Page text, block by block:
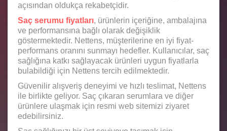
açısından oldukça rekabetçidir.
Saç serumu fiyatları, ürünlerin içeriğine, ambalajına
ve performansına bağlı olarak değişiklik
göstermektedir. Nettens, müşterilerine en iyi fiyat-
performans oranını sunmayı hedefler. Kullanıcılar, saç
sağlığına katkı sağlayacak ürünleri uygun fiyatlarla
bulabildiği için Nettens tercih edilmektedir.
Güvenilir alışveriş deneyimi ve hızlı teslimat, Nettens
ile birlikte geliyor. Saç çıkaran serumlara ve diğer
ürünlere ulaşmak için resmi web sitemizi ziyaret
edebilirsiniz.